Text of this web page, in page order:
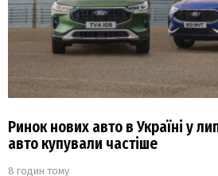
Ринок нових авто в Україні у
авто купували частіше
8 годин тому